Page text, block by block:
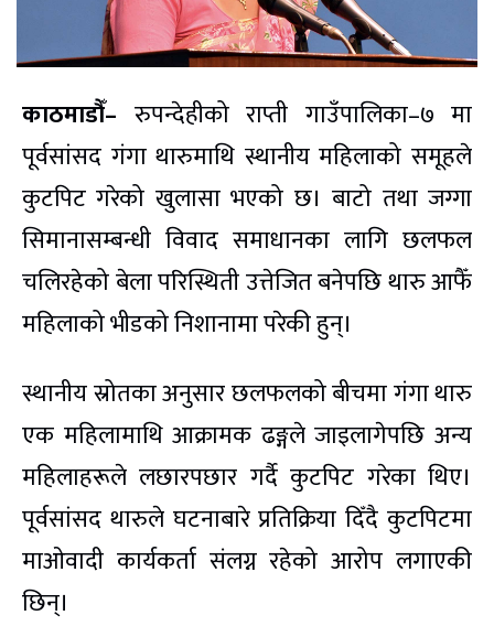
काठमाडौँ– रुपन्देहीको राप्ती गाउँपालिका–७ मा
पूर्वसांसद गंगा थारुमाथि स्थानीय महिलाको समूहले
कुटपिट गरेको खुलासा भएको छ। बाटो तथा जग्गा
सिमानासम्बन्धी विवाद समाधानका लागि छलफल
चलिरहेको बेला परिस्थिती उत्तेजित बनेपछि थारु आफैँ
महिलाको भीडको निशानामा परेकी हुन्।
स्थानीय स्रोतका अनुसार छलफलको बीचमा गंगा थारु
एक महिलामाथि आक्रामक ढङ्गले जाइलागेपछि अन्य
महिलाहरूले लछारपछार गर्दै कुटपिट गरेका थिए।
पूर्वसांसद थारुले घटनाबारे प्रतिक्रिया दिँदै कुटपिटमा
माओवादी कार्यकर्ता संलग्न रहेको आरोप लगाएकी
छिन्।